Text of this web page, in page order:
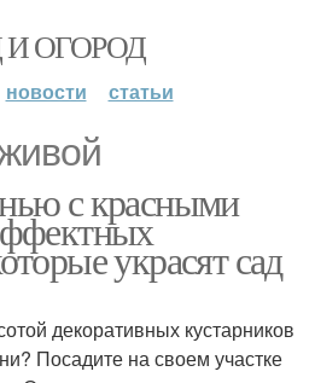
И ОГОРОД
новости статьи
с красными
украсят сад
декоративных кустарников
Посадите на своем участке